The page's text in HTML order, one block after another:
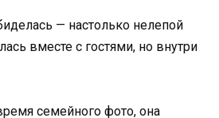
— настолько нелепой
вместе с гостями, но внутри
семейного фото, она